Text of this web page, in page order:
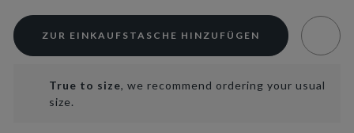
ZUR EINKAUFSTASCHE HINZUFÜGEN
True to size, we recommend ordering your usual
size.